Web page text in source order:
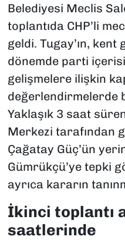
Belediyesi Meclis
toplantıda CHP’li
geldi. Tugay’ın, kent
dönemde parti
gelişmelere ilişkin
değerlendirmelerde
Yaklaşık 3 saat
Merkezi tarafından
Çağatay Güç’ün
Gümrükçü’ye tepki
ayrıca kararın
İkinci toplantı
saatlerinde